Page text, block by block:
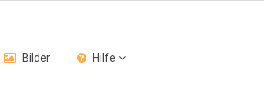
Bilder Hilfe